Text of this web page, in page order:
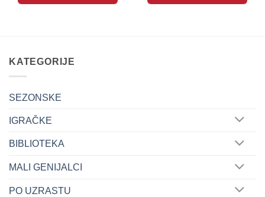
variants.
may
chosen
the
page
KATEGORIJE
SEZONSKE
IGRAČKE
BIBLIOTEKA
MALI GENIJALCI
PO UZRASTU